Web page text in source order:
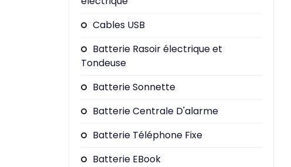
Cables USB
Batterie Rasoir électrique et
Tondeuse
Batterie Sonnette
Batterie Centrale D'alarme
Batterie Téléphone Fixe
Batterie EBook